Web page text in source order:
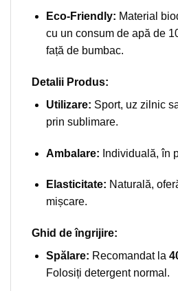
Eco-Friendly: Material
cu un consum de apă de
față de bumbac.
Detalii Produs:
Utilizare: Sport, uz zilnic
prin sublimare.
Ambalare: Individuală, în
Elasticitate: Naturală,
mișcare.
Ghid de îngrijire:
Spălare: Recomandat la
Folosiți detergent normal.